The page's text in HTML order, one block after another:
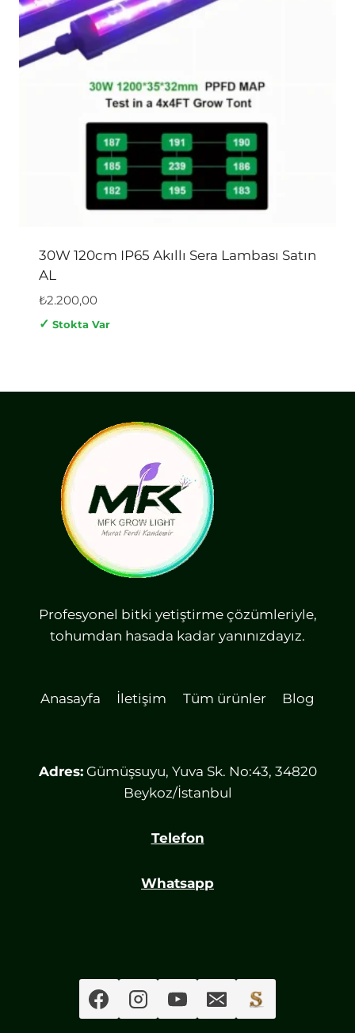
30W 120cm IP65 Akıllı Sera Lambası Satın
AL
₺2.200,00
✓ Stokta Var
Profesyonel bitki yetiştirme çözümleriyle,
tohumdan hasada kadar yanınızdayız.
Anasayfa İletişim Tüm ürünler Blog
Adres:Gümüşsuyu, Yuva Sk. No:43, 34820
Beykoz/İstanbul
Telefon
Whatsapp